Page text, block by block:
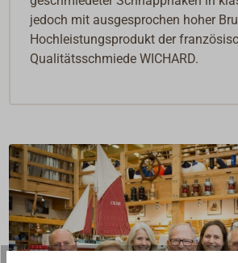
jedoch mit ausgesprochen hoher
Hochleistungsprodukt der
Qualitätsschmiede WICHARD.